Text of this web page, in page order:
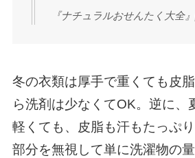
『ナチュラルおせんたく大全
冬の衣類は厚手で重くても皮
ら洗剤は少なくてOK。逆に、
軽くても、皮脂も汗もたっぷ
部分を無視して単に洗濯物の